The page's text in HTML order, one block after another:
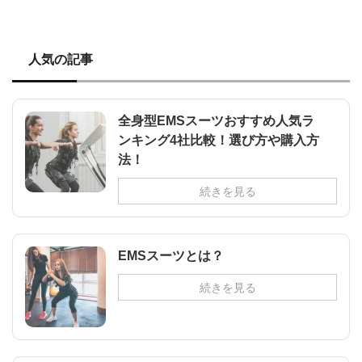
人気の記事
全身型EMSスーツおすすめ人気ラ
ンキング4社比較！選び方や購入方
法！
続きを見る
EMSスーツとは？
続きを見る